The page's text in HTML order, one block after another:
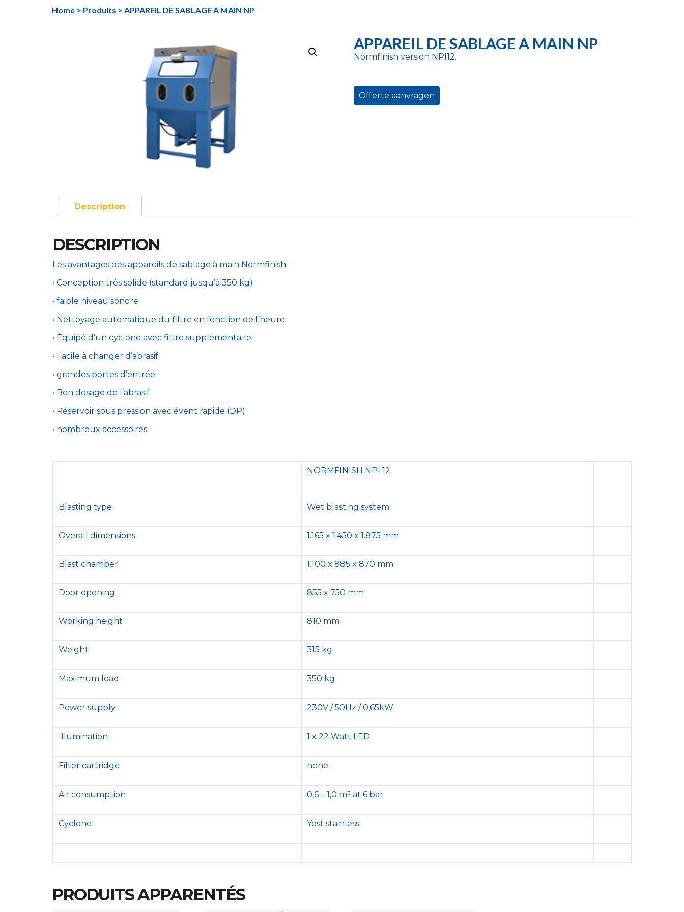
Home > Produits > APPAREIL DE SABLAGE A MAIN NP
APPAREIL DE SABLAGE A MAIN NP
Normfinish version NPI12.
Offerte aanvragen
Description
DESCRIPTION
Les avantages des appareils de sablage à main Normfinish:
• Conception très solide (standard jusqu’à 350 kg)
• faible niveau sonore
• Nettoyage automatique du filtre en fonction de l’heure
• Équipé d’un cyclone avec filtre supplémentaire
• Facile à changer d’abrasif
• grandes portes d’entrée
• Bon dosage de l’abrasif
• Réservoir sous pression avec évent rapide (DP)
• nombreux accessoires
Blasting type
NORMFINISH NPI 12
Wet blasting system
Overall dimensions 1.165 x 1.450 x 1.875 mm
Blast chamber 1.100 x 885 x 870 mm
Door opening 855 x 750 mm
Working height 810 mm
Weight 315 kg
Maximum load 350 kg
Power supply 230V / 50Hz / 0,65kW
Illumination 1 x 22 Watt LED
Filter cartridge none
Air consumption 0,6 – 1,0 m³ at 6 bar
Cyclone Yest stainless
PRODUITS APPARENTÉS